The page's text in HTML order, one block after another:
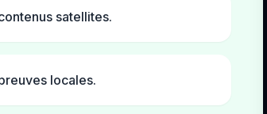
satellites.
locales.